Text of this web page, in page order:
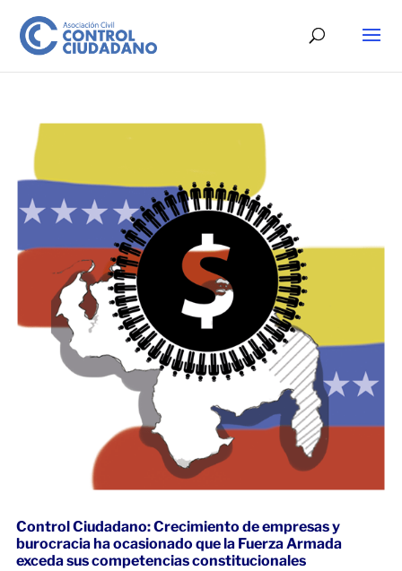
Control Ciudadano: Crecimiento de empresas y
burocracia ha ocasionado que la Fuerza Armada
exceda sus competencias constitucionales